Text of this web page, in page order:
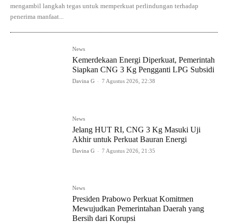
mengambil langkah tegas untuk memperkuat perlindungan terhadap
penerima manfaat...
News
Kemerdekaan Energi Diperkuat, Pemerintah
Siapkan CNG 3 Kg Pengganti LPG Subsidi
Davina G - 7 Agustus 2026, 22:38
News
Jelang HUT RI, CNG 3 Kg Masuki Uji
Akhir untuk Perkuat Bauran Energi
Davina G - 7 Agustus 2026, 21:35
News
Presiden Prabowo Perkuat Komitmen
Mewujudkan Pemerintahan Daerah yang
Bersih dari Korupsi